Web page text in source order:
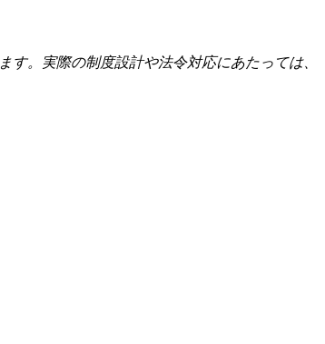
。実際の制度設計や法令対応にあたっては、